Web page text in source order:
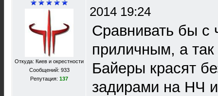
Откуда: Киев и окрестности
Сообщений: 933
Репутация: 137
2014 19:24
Сравнивать бы с
приличным, а так
Байеры красят
задирами на НЧ